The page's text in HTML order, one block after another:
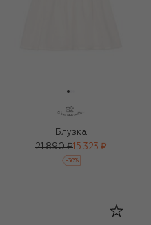
Блузка
21 890 ₽ 15 323 ₽
-30%